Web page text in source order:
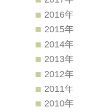
2016年
2015年
2014年
2013年
2012年
2011年
2010年